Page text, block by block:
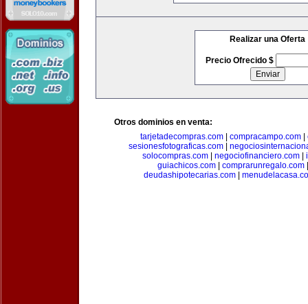
Realizar una Oferta
Precio Ofrecido $
Otros dominios en venta:
tarjetadecompras.com
compracampo.com
sesionesfotograficas.com
solocompras.com| negociofinanciero.com|
guiachicos.com
comprarunregalo.com
deudashipotecarias.com|